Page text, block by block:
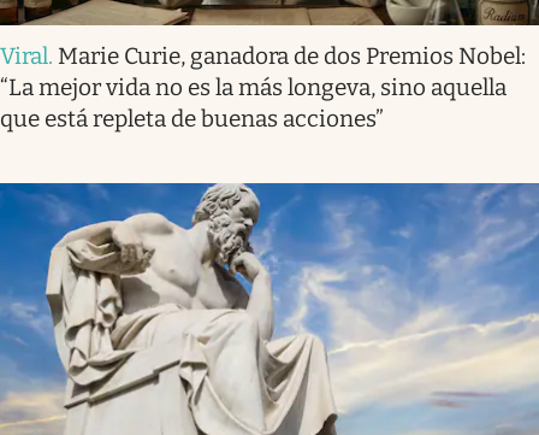
Viral. Marie Curie, ganadora de dos Premios Nobel:
“La mejor vida no es la más longeva, sino aquella
que está repleta de buenas acciones”